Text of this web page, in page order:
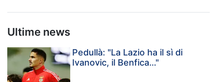
Ultime news
Pedullà: "La Lazio ha il sì di
Ivanovic, il Benfica…"